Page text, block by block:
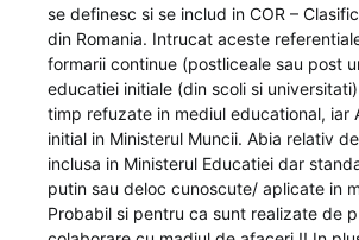
se definesc si se includ in COR –
din Romania. Intrucat aceste
formarii continue (postliceale sau post
educatiei initiale (din scoli si
timp refuzate in mediul educational, iar
initial in Ministerul Muncii. Abia relativ
inclusa in Ministerul Educatiei dar
putin sau deloc cunoscute/ aplicate in
Probabil si pentru ca sunt realizate de